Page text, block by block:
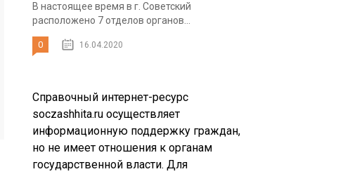
В настоящее время в г. Советский
расположено 7 отделов органов...
0 16.04.2020
Справочный интернет-ресурс
soczashhita.ru осуществляет
информационную поддержку граждан,
но не имеет отношения к органам
государственной власти. Для